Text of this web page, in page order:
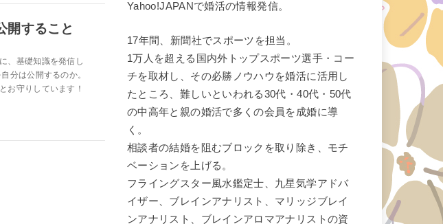
開すること
、基礎知識を発信し
分は公開するのか。
お守りしています！
Yahoo!JAPANで婚活の情報発信。
17年間、新聞社でスポーツを担当。
1万人を超える国内外トップスポーツ選手・コー
チを取材し、その必勝ノウハウを婚活に活用し
たところ、難しいといわれる30代・40代・50代
の中高年と親の婚活で多くの会員を成婚に導
く。
相談者の結婚を阻むブロックを取り除き、モチ
ベーションを上げる。
フライングスター風水鑑定士、九星気学アドバ
イザー、ブレインアナリスト、マリッジブレイ
ンアナリスト、ブレインアロマアナリストの資